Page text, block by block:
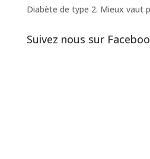
Diabète de type 2. Mieux vaut
Suivez nous sur